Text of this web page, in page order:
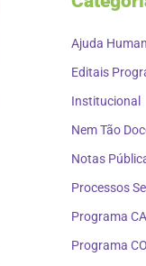
Ajuda
Editais
Institucional
Nem Tão
Notas
Processos
Programa
Programa